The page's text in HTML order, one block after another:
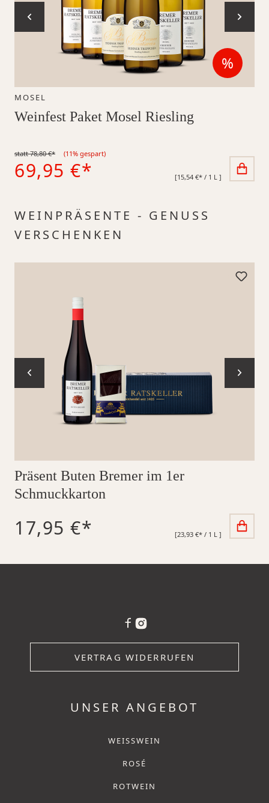
%
MOSEL
Weinfest Paket Mosel Riesling
statt 78,80 €* (11% gespart)
69,95 €* [15,54 €* / 1 L ]
Produktgalerie überspringen
WEINPRÄSENTE - GENUSS
VERSCHENKEN
Präsent Buten Bremer im 1er
Schmuckkarton
17,95 €* [23,93 €* / 1 L ]
VERTRAG WIDERRUFEN
UNSER ANGEBOT
WEISSWEIN
ROSÉ
ROTWEIN